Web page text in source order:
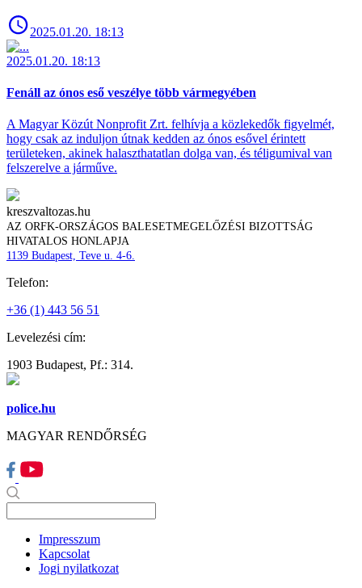
2025.01.20. 18:13
2025.01.20. 18:13
Fenáll az ónos eső veszélye több vármegyében
A Magyar Közút Nonprofit Zrt. felhívja a közlekedők figyelmét,
hogy csak az induljon útnak kedden az ónos esővel érintett
területeken, akinek halaszthatatlan dolga van, és téligumival van
felszerelve a járműve.
kreszvaltozas.hu
AZ ORFK-ORSZÁGOS BALESETMEGELŐZÉSI BIZOTTSÁG
HIVATALOS HONLAPJA
1139 Budapest, Teve u. 4-6.
Telefon:
+36 (1) 443 56 51
Levelezési cím:
1903 Budapest, Pf.: 314.
police.hu
MAGYAR RENDŐRSÉG
Impresszum
Kapcsolat
Jogi nyilatkozat